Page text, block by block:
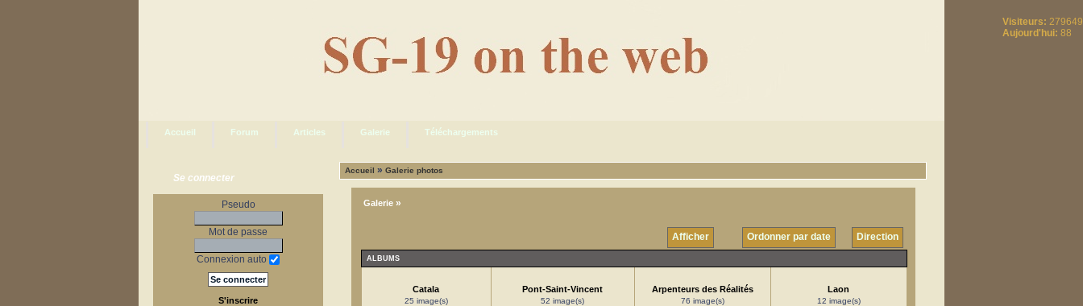
Accueil Forum Articles Galerie Téléchargements
Visiteurs: 279649
Aujourd'hui: 88
Se connecter
Pseudo
Mot de passe
Connexion auto
S'inscrire
Accueil »Galerie photos
Galerie»
Afficher Ordonner par date Direction
ALBUMS
Catala
25 image(s)
Pont-Saint-Vincent
52 image(s)
Arpenteurs des Réalités
76 image(s)
Laon
12 image(s)